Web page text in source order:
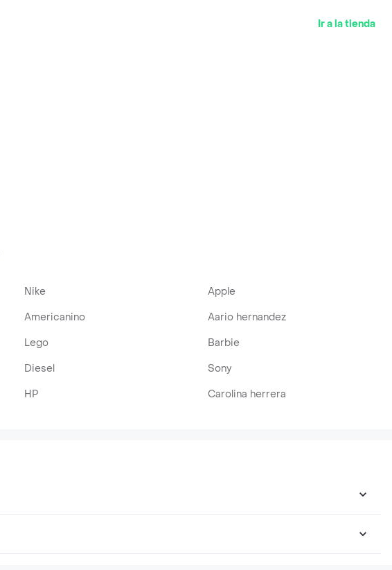
Ir a la tienda
Nike
Apple
Americanino
Aario hernandez
Lego
Barbie
Diesel
Sony
HP Carolina herrera